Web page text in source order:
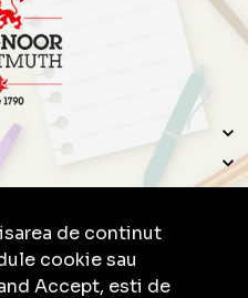
de continut
cookie sau
Accept, esti de